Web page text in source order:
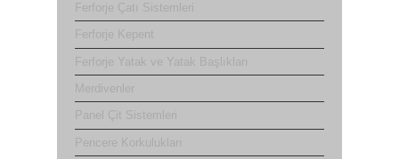
Ferforje Çatı Sistemleri
Ferforje Kepent
Ferforje Yatak ve Yatak Başlıkları
Merdivenler
Panel Çit Sistemleri
Pencere Korkulukları